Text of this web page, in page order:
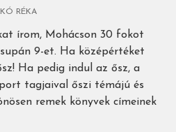
RÉKA
írom, Mohácson 30 fokot
9-et. Ha középértéket
Ha pedig indul az ősz, a
tagjaival őszi témájú és
remek könyvek címeinek